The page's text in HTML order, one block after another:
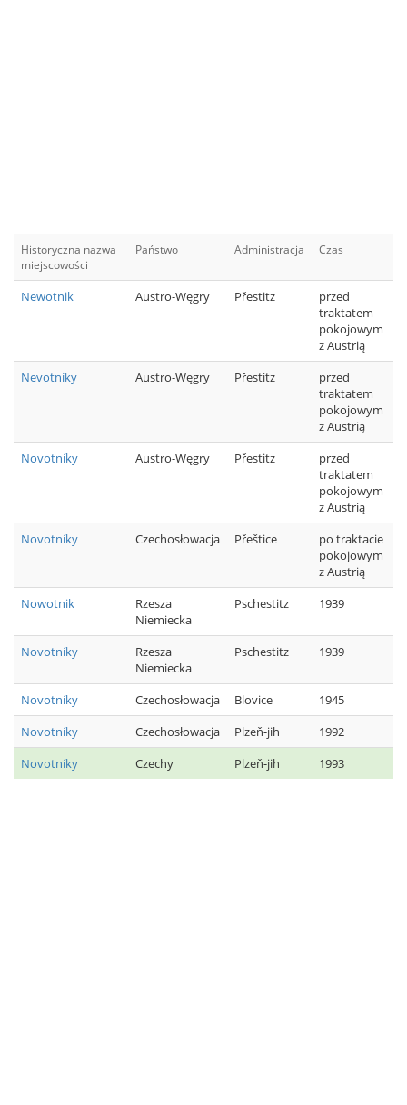
Historyczna nazwa
miejscowości
Państwo Administracja Czas
Newotnik Austro-Węgry Přestitz
przed
traktatem
pokojowym
z Austrią
Nevotníky
Austro-Węgry Přestitz
przed
traktatem
pokojowym
z Austrią
Novotníky
Austro-Węgry Přestitz
przed
traktatem
pokojowym
z Austrią
Novotníky
Czechosłowacja Přeštice
po traktacie
pokojowym
z Austrią
Nowotnik
Rzesza
Niemiecka
Pschestitz 1939
Novotníky
Rzesza
Niemiecka
Pschestitz 1939
Novotníky Czechosłowacja Blovice
1945
Novotníky
Czechosłowacja Plzeň-jih
1992
Novotníky
Czechy Plzeň-jih 1993